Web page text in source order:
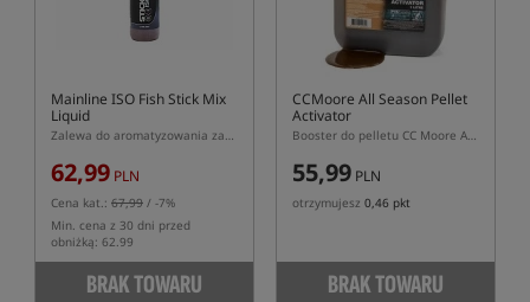
Mainline ISO Fish Stick Mix
Liquid
Zalewa do aromatyzowania zanęt Stick Mix
62,99 PLN
Cena kat.: 67,99 / -7%
Min. cena z 30 dni przed
obniżką: 62.99
BRAK TOWARU
CCMoore All Season Pellet
Activator
Booster do pelletu CC Moore All Season, płynny pokarm
55,99 PLN
otrzymujesz 0,46 pkt
BRAK TOWARU